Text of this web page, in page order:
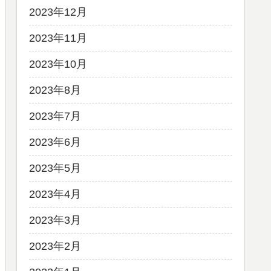
2023年12月
2023年11月
2023年10月
2023年8月
2023年7月
2023年6月
2023年5月
2023年4月
2023年3月
2023年2月